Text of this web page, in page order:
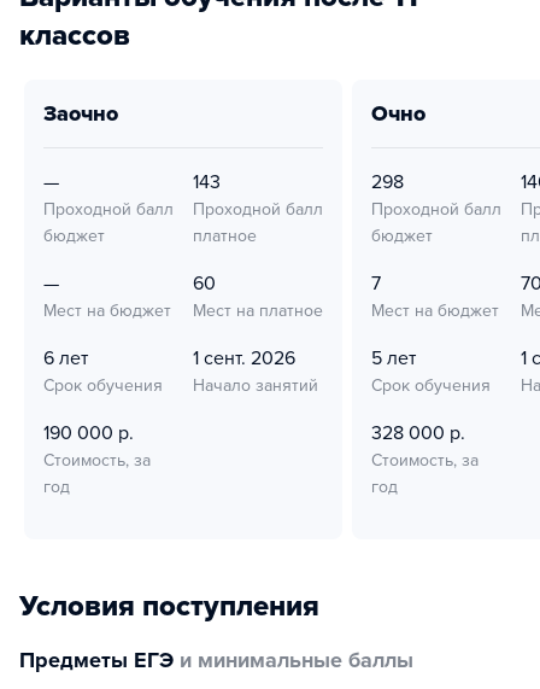
классов
заочно
—
Проходной балл
бюджет
143
Проходной балл
платное
—
Мест на бюджет
60
Мест на платное
6 лет
Срок обучения
1 сент. 2026
Начало занятий
190 000 р.
Стоимость, за
год
очно
298
Проходной балл
бюджет
7
Мест на бюджет
5 лет
Срок обучения
1
328 000 р.
Стоимость, за
год
Условия поступления
Предметы ЕГЭ и минимальные баллы